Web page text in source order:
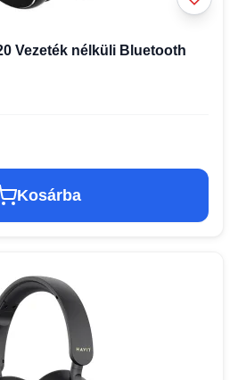
Vezeték nélküli Bluetooth
Kosárba